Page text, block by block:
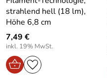
Material:
Form: Sechseckig gefräst
:
Spitzen
Herstellungsort
: Kurort
Deutschland
strahlend hell (18 lm),
Höhe 6,8 cm
7,49 €
inkl. 19% MwSt.